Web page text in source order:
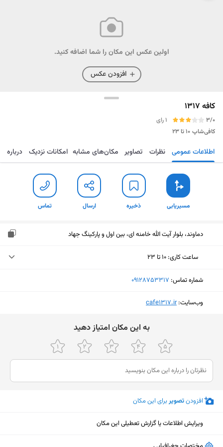
اولین عکس این مکان را شما اضافه کنید.
افزودن عکس
کافه 1317
3/0
1 رای
کافی‌شاپ ۱۰ تا ۲۳
مسیریابی ذخیره ارسال تماس اطلاعات عمومی نظرات تصاویر مکان‌های مشابه امکانات نزدیک درباره
مسیریابی ذخیره ارسال تماس
دماوند، بلوار آیت الله خامنه ای، بین اول و پارکینگ جهاد
ساعت کاری: ۱۰ تا ۲۳
چهارشنبه (امروز)
یکشنبه
۱۰ تا ۲۳
دوشنبه
۱۰ تا ۲۳
سه‌شنبه
شماره تماس: ‎09128753317
وب‌سایت:‎cafe1317.ir
ﺑﻪ اﯾﻦ ﻣﮑﺎن اﻣﺘﯿﺎز دﻫﯿﺪ
افزودنتصویربرای این مکان
ویرایش اطلاعات یا گزارش تعطیلی این مکان